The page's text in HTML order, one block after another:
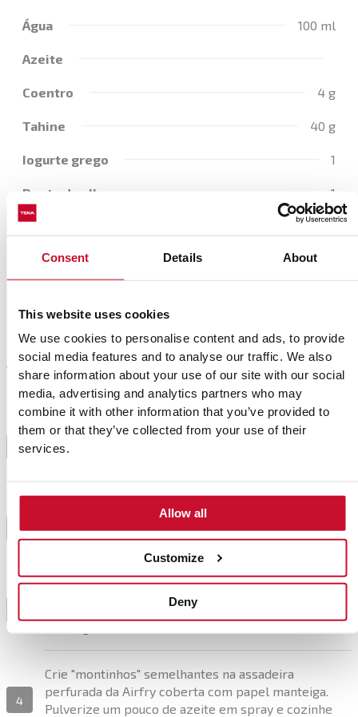
Consent Details About
This website uses cookies
We use cookies to personalise content and ads, to provide
social media features and to analyse our traffic. We also
share information about your use of our site with our social
media, advertising and analytics partners who may
combine it with other information that you’ve provided to
them or that they’ve collected from your use of their
services.
Allow all
Customize
Deny
Água 100 ml
Azeite
Coentro 4 g
Tahine 40 g
Iogurte grego 1
Dente de alho 1
Sumo de limão 50 ml
Gengibre fresco
Preparación
1
Para as pakoras: descasque a batata, a cenoura, a
cebolinha, a abobrinha e todas as verduras em fatias
2
Grelhe em fogo alto para torrar levemente o
exterior, mas não cozinhe demasiado o interior.
Guarde numa tigela.
água nessa tigela, enquanto mistura os ingredientes
4
Crie "montinhos" semelhantes na assadeira
perfurada da Airfry coberta com papel manteiga.
Pulverize um pouco de azeite em spray e cozinhe